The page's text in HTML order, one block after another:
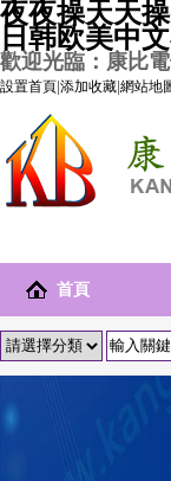
夜夜操天天
日韩欧美中
歡迎光臨：康比
設置首頁 添加收藏 網站地
首頁